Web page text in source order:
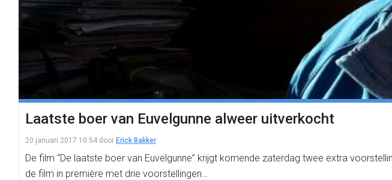
Laatste boer van Euvelgunne alweer uitverkocht
20 januari 2017 10:54 door Erick Bakker
De film “De laatste boer van Euvelgunne” krijgt komende zaterdag twee extra
de film in première met drie voorstellingen…